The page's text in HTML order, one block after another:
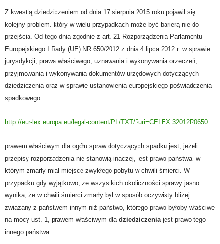
Z kwestią dziedziczeniem od dnia 17 sierpnia 2015 roku pojawił się
kolejny problem, który w wielu przypadkach może być barierą nie do
przejścia. Od tego dnia zgodnie z art. 21 Rozporządzenia Parlamentu
Europejskiego I Rady (UE) NR 650/2012 z dnia 4 lipca 2012 r. w sprawie
jurysdykcji, prawa właściwego, uznawania i wykonywania orzeczeń,
przyjmowania i wykonywania dokumentów urzędowych dotyczących
dziedziczenia oraz w sprawie ustanowienia europejskiego poświadczenia
spadkowego
http://eur-lex.europa.eu/legal-content/PL/TXT/?uri=CELEX:32012R0650
prawem właściwym dla ogółu spraw dotyczących spadku jest, jeżeli
przepisy rozporządzenia nie stanowią inaczej, jest prawo państwa, w
którym zmarły miał miejsce zwykłego pobytu w chwili śmierci. W
przypadku gdy wyjątkowo, ze wszystkich okoliczności sprawy jasno
wynika, że w chwili śmierci zmarły był w sposób oczywisty bliżej
związany z państwem innym niż państwo, którego prawo byłoby właściwe
na mocy ust. 1, prawem właściwym dla dziedziczeniajest prawo tego
innego państwa.